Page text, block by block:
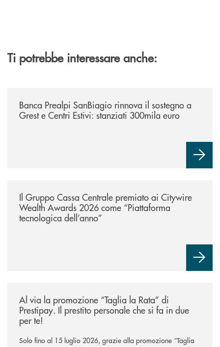
Ti potrebbe interessare anche:
Banca Prealpi SanBiagio rinnova il sostegno a
Grest e Centri Estivi: stanziati 300mila euro
Il Gruppo Cassa Centrale premiato ai Citywire
Wealth Awards 2026 come “Piattaforma
tecnologica dell’anno”
Al via la promozione “Taglia la Rata” di
Prestipay. Il prestito personale che si fa in due
per te!
Solo fino al 15 luglio 2026, grazie alla promozione “Taglia